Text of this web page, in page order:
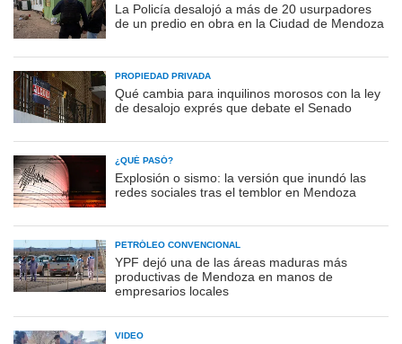
La Policía desalojó a más de 20 usurpadores
de un predio en obra en la Ciudad de Mendoza
PROPIEDAD PRIVADA
Qué cambia para inquilinos morosos con la ley
de desalojo exprés que debate el Senado
¿QUÉ PASÓ?
Explosión o sismo: la versión que inundó las
redes sociales tras el temblor en Mendoza
PETRÓLEO CONVENCIONAL
YPF dejó una de las áreas maduras más
productivas de Mendoza en manos de
empresarios locales
VIDEO